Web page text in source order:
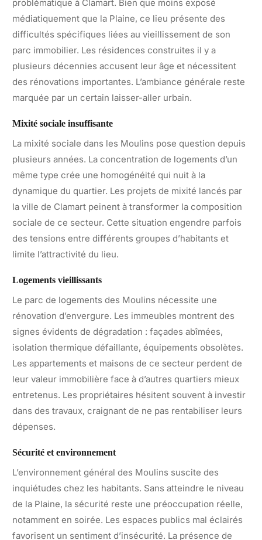
problématique à Clamart. Bien que moins exposé
médiatiquement que la Plaine, ce lieu présente des
difficultés spécifiques liées au vieillissement de son
parc immobilier. Les résidences construites il y a
plusieurs décennies accusent leur âge et nécessitent
des rénovations importantes. L’ambiance générale reste
marquée par un certain laisser-aller urbain.
Mixité sociale insuffisante
La mixité sociale dans les Moulins pose question depuis
plusieurs années. La concentration de logements d’un
même type crée une homogénéité qui nuit à la
dynamique du quartier. Les projets de mixité lancés par
la ville de Clamart peinent à transformer la composition
sociale de ce secteur. Cette situation engendre parfois
des tensions entre différents groupes d’habitants et
limite l’attractivité du lieu.
Logements vieillissants
Le parc de logements des Moulins nécessite une
rénovation d’envergure. Les immeubles montrent des
signes évidents de dégradation : façades abîmées,
isolation thermique défaillante, équipements obsolètes.
Les appartements et maisons de ce secteur perdent de
leur valeur immobilière face à d’autres quartiers mieux
entretenus. Les propriétaires hésitent souvent à investir
dans des travaux, craignant de ne pas rentabiliser leurs
dépenses.
Sécurité et environnement
L’environnement général des Moulins suscite des
inquiétudes chez les habitants. Sans atteindre le niveau
de la Plaine, la sécurité reste une préoccupation réelle,
notamment en soirée. Les espaces publics mal éclairés
favorisent un sentiment d’insécurité. La présence de